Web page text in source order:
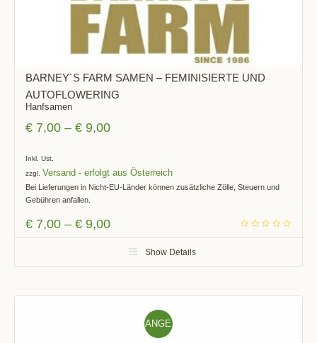
BARNEY´S FARM SAMEN – FEMINISIERTE UND
AUTOFLOWERING
Hanfsamen
€ 7,00 –€ 9,00
Inkl. Ust.
zzgl. Versand
Bei Lieferungen in Nicht-EU-Länder können zusätzliche Zölle, Steuern und
Gebühren anfallen.
€ 7,00 –€ 9,00
Show Details
ANGE